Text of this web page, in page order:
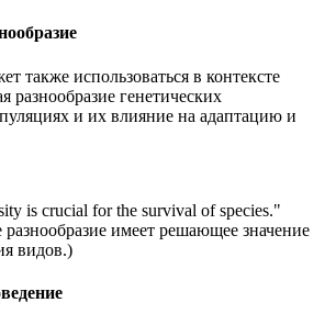
также использоваться в контексте
разнообразие генетических
и их влияние на адаптацию и
is crucial for the survival of species."
разнообразие имеет решающее значение
видов.)